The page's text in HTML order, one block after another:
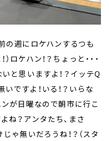
の週にロケハンするつも
ロケハン！？ちょっと・・・
いと思いますよ！？イッテQ
ですよ！いる！？いらな
ンが日曜なので朝市に行こ
ね？アンタたち、まさ
ゃ無いだろうね！？（スタ